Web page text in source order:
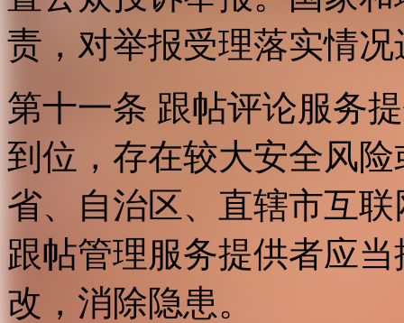
责，对举报受理落实情
第十一条 跟帖评论服务
到位，存在较大安全风
省、自治区、直辖市互
跟帖管理服务提供者应
改，消除隐患。